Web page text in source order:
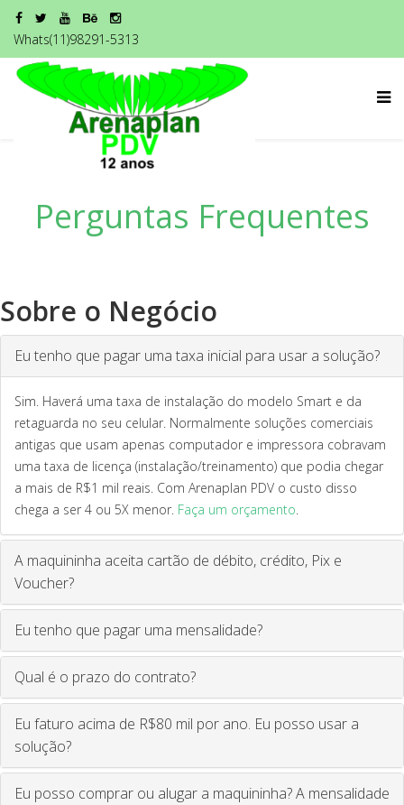
Whats(11)98291-5313
Perguntas Frequentes
Sobre o Negócio
Eu tenho que pagar uma taxa inicial para usar a solução?
Sim. Haverá uma taxa de instalação do modelo Smart e da
retaguarda no seu celular. Normalmente soluções comerciais
antigas que usam apenas computador e impressora cobravam
uma taxa de licença (instalação/treinamento) que podia chegar
a mais de R$1 mil reais. Com Arenaplan PDV o custo disso
chega a ser 4 ou 5X menor. Faça um orçamento.
A maquininha aceita cartão de débito, crédito, Pix e
Voucher?
Eu tenho que pagar uma mensalidade?
Qual é o prazo do contrato?
Eu faturo acima de R$80 mil por ano. Eu posso usar a
solução?
Eu posso comprar ou alugar a maquininha? A mensalidade